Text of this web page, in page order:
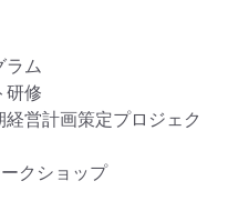
ラム
研修
経営計画策定プロジェク
クショップ